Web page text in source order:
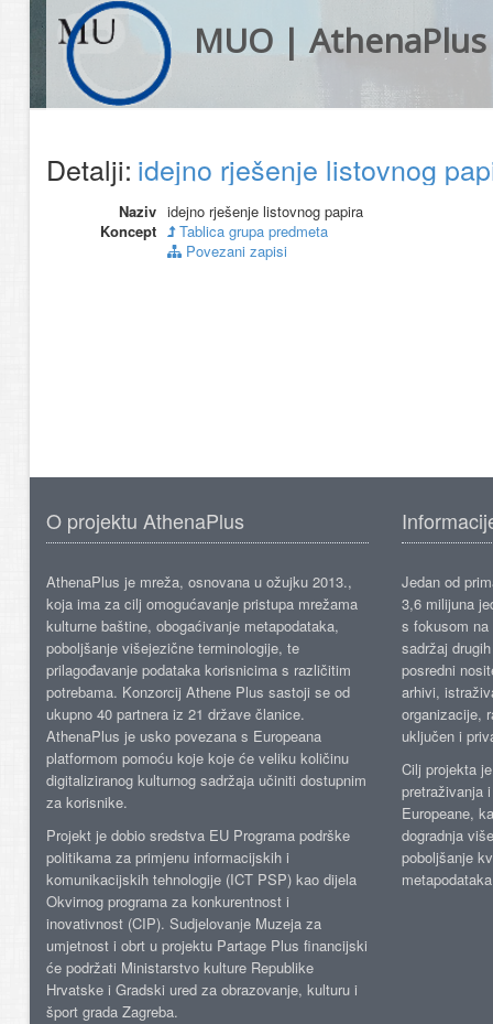
MUO | AthenaPlus
Detalji: idejno rješenje listovnog
Naziv idejno rješenje listovnog papira
Koncept
Tablica grupa predmeta
Povezani zapisi
O projektu AthenaPlus
AthenaPlus je mreža, osnovana u ožujku 2013.,
koja ima za cilj omogućavanje pristupa mrežama
kulturne baštine, obogaćivanje metapodataka,
poboljšanje višejezične terminologije, te
prilagođavanje podataka korisnicima s različitim
potrebama. Konzorcij Athene Plus sastoji se od
ukupno 40 partnera iz 21 države članice.
AthenaPlus je usko povezana s Europeana
platformom pomoću koje koje će veliku količinu
digitaliziranog kulturnog sadržaja učiniti dostupnim
za korisnike.
Projekt je dobio sredstva EU Programa podrške
politikama za primjenu informacijskih i
komunikacijskih tehnologije (ICT PSP) kao dijela
Okvirnog programa za konkurentnost i
inovativnost (CIP). Sudjelovanje Muzeja za
umjetnost i obrt u projektu Partage Plus financijski
će podržati Ministarstvo kulture Republike
Hrvatske i Gradski ured za obrazovanje, kulturu i
šport grada Zagreba.
Jedan od
3,6 milijuna
s fokusom
sadržaj
posredni
arhivi,
organizacije,
uključen i
Cilj projekta
pretraživanja
Europeane,
dogradnja
poboljšanje